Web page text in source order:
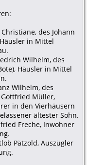
des Johann
in Mittel
Wilhelm, des
Häusler in Mittel
Wilhelm, des
Müller,
in den Vierhäusern
ältester Sohn.
Freche, Inwohner
Pätzold, Auszügler